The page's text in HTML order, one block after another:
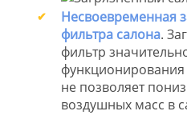
Несвоевременная
фильтра салона.
фильтр
не позволяет
воздушных масс в